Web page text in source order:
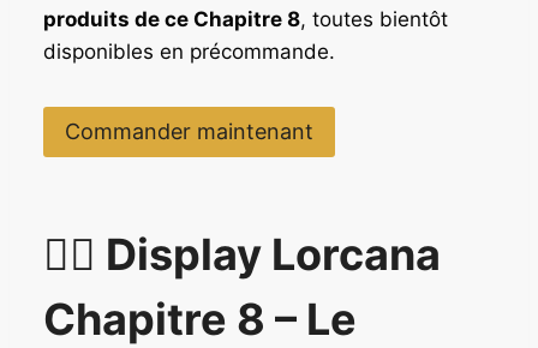
produits de ce Chapitre 8, toutes bientôt
disponibles en précommande.
Commander maintenant
🧞‍♂️ Display Lorcana
Chapitre 8 – Le